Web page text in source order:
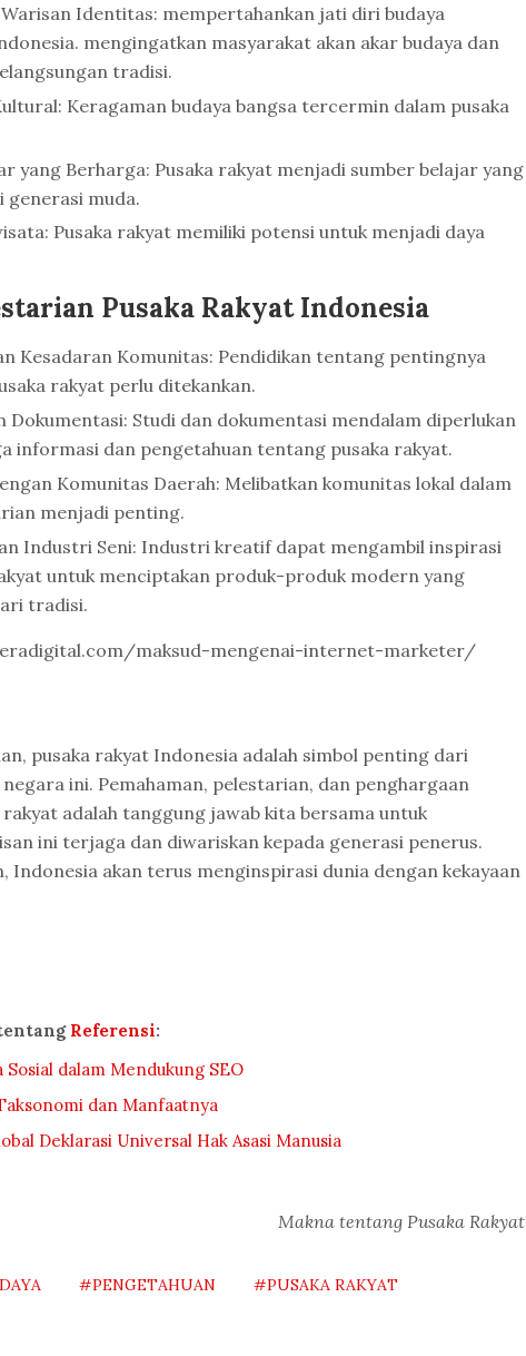
Identitas: mempertahankan jati diri budaya
mengingatkan masyarakat akan akar budaya dan
tradisi.
Keragaman budaya bangsa tercermin dalam pusaka
yang Berharga: Pusaka rakyat menjadi sumber belajar yang
generasi muda.
Pusaka rakyat memiliki potensi untuk menjadi daya
Pusaka Rakyat Indonesia
Kesadaran Komunitas: Pendidikan tentang pentingnya
rakyat perlu ditekankan.
Dokumentasi: Studi dan dokumentasi mendalam diperlukan
informasi dan pengetahuan tentang pusaka rakyat.
Komunitas Daerah: Melibatkan komunitas lokal dalam
menjadi penting.
Industri Seni: Industri kreatif dapat mengambil inspirasi
untuk menciptakan produk-produk modern yang
tradisi.
maksud-mengenai-internet-marketer/
pusaka rakyat Indonesia adalah simbol penting dari
negara ini. Pemahaman, pelestarian, dan penghargaan
adalah tanggung jawab kita bersama untuk
ini terjaga dan diwariskan kepada generasi penerus.
Indonesia akan terus menginspirasi dunia dengan kekayaan
Referensi:
Sosial dalam Mendukung SEO
dan Manfaatnya
Deklarasi Universal Hak Asasi Manusia
Makna tentang Pusaka Rakyat
#PENGETAHUAN #PUSAKA RAKYAT